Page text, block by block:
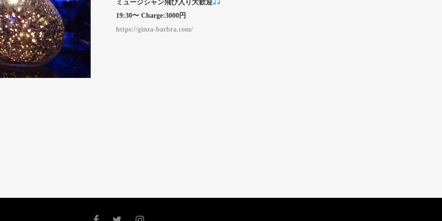
ミュージシャン飛び入り大歓迎
19:30〜 Charge:3000円
https://ginza-barbra.com/